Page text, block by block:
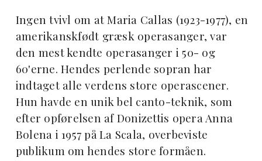
Ingen tvivl om at Maria Callas (1923-1977), en
amerikanskfødt græsk operasanger, var
den mest kendte operasanger i 50- og
60'erne. Hendes perlende sopran har
indtaget alle verdens store operascener.
Hun havde en unik bel canto-teknik, som
efter opførelsen af Donizettis opera Anna
Bolena i 1957 på La Scala, overbeviste
publikum om hendes store formåen.